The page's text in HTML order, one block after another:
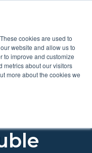
cookies are used to
website and allow us to
to improve and customize
metrics about our visitors
more about the cookies we
stores